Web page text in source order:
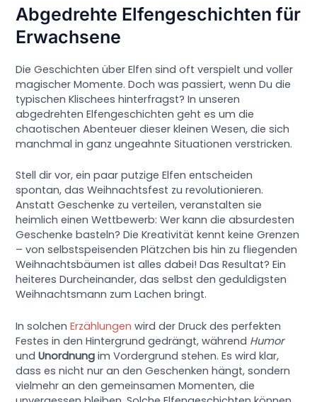
Abgedrehte Elfengeschichten für
Erwachsene
Die Geschichten über Elfen sind oft verspielt und voller
magischer Momente. Doch was passiert, wenn Du die
typischen Klischees hinterfragst? In unseren
abgedrehten Elfengeschichten geht es um die
chaotischen Abenteuer dieser kleinen Wesen, die sich
manchmal in ganz ungeahnte Situationen verstricken.
Stell dir vor, ein paar putzige Elfen entscheiden
spontan, das Weihnachtsfest zu revolutionieren.
Anstatt Geschenke zu verteilen, veranstalten sie
heimlich einen Wettbewerb: Wer kann die absurdesten
Geschenke basteln? Die Kreativität kennt keine Grenzen
– von selbstspeisenden Plätzchen bis hin zu fliegenden
Weihnachtsbäumen ist alles dabei! Das Resultat? Ein
heiteres Durcheinander, das selbst den geduldigsten
Weihnachtsmann zum Lachen bringt.
In solchenErzählungen wird der Druck des perfekten
Festes in den Hintergrund gedrängt, während Humor
undUnordnung im Vordergrund stehen. Es wird klar,
dass es nicht nur an den Geschenken hängt, sondern
vielmehr an den gemeinsamen Momenten, die